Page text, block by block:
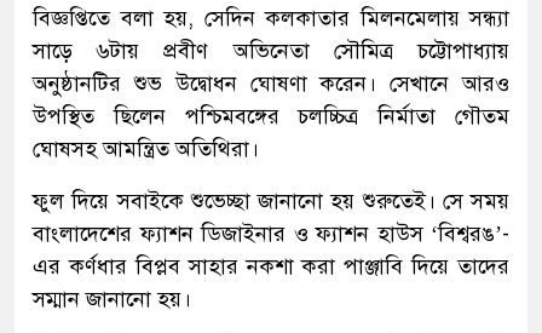
বিজ্ঞপ্তিতে বলা হয়, সেদিন কলকাতার মিলনমেলায় সন্ধ্যা
সাড়ে ৬টায় প্রবীণ অভিনেতা সৌমিত্র চট্টোপাধ্যায়
অনুষ্ঠানটির শুভ উদ্বোধন ঘোষণা করেন। সেখানে আরও
উপস্থিত ছিলেন পশ্চিমবঙ্গের চলচ্চিত্র নির্মাতা গৌতম
ঘোষসহ আমন্ত্রিত অতিথিরা।
ফুল দিয়ে সবাইকে শুভেচ্ছা জানানো হয় শুরুতেই। সে সময়
বাংলাদেশের ফ্যাশন ডিজাইনার ও ফ্যাশন হাউস ‘বিশ্বরঙ’-
এর কর্ণধার বিপ্লব সাহার নকশা করা পাঞ্জাবি দিয়ে তাদের
সম্মান জানানো হয়।